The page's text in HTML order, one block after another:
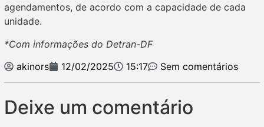
agendamentos, de acordo com a capacidade de cada
unidade.
*Com informações do Detran-DF
akinors
12/02/2025 15:17 Sem comentários
Deixe um comentário